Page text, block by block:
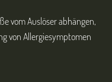
vom Auslöser abhängen,
von Allergiesymptomen